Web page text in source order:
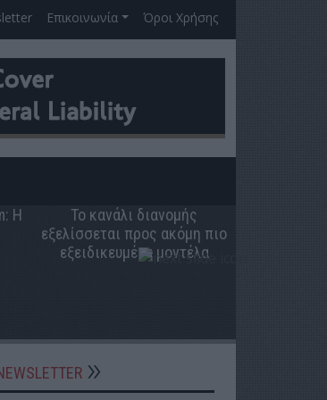
Επικοινωνία Όροι Χρήσης
Η
Το κανάλι διανομής
εξελίσσεται προς ακόμη πιο
εξειδικευμένα μοντέλα